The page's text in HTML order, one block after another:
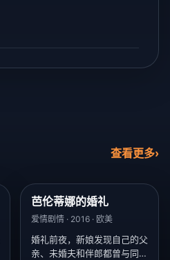
查看更多›
芭伦蒂娜的婚礼
爱情剧情 · 2016 · 欧美
婚礼前夜，新娘发现自己的父
亲、未婚夫和伴郎都曾与同一